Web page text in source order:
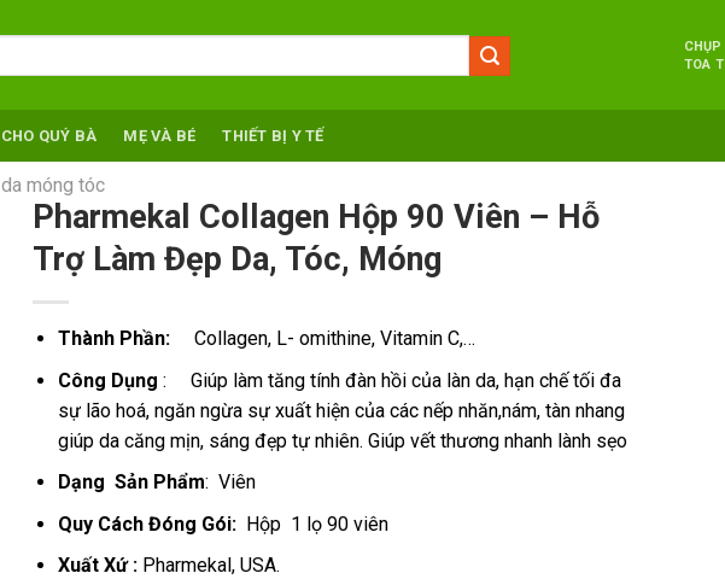
TOA
QUÝ BÀ MẸ VÀ BÉ THIẾT BỊ Y TẾ
móng tóc
Pharmekal Collagen Hộp 90 Viên – Hỗ
Trợ Làm Đẹp Da, Tóc, Móng
Thành Phần: Collagen, L- omithine, Vitamin C,…
Công Dụng : Giúp làm tăng tính đàn hồi của làn da, hạn chế tối đa
sự lão hoá, ngăn ngừa sự xuất hiện của các nếp nhăn,nám, tàn nhang
giúp da căng mịn, sáng đẹp tự nhiên. Giúp vết thương nhanh lành sẹo
Dạng Sản Phẩm: Viên
Quy Cách Đóng Gói:Hộp 1 lọ 90 viên
Xuất Xứ : Pharmekal, USA.